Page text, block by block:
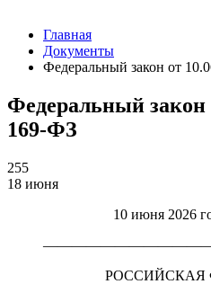
Главная
Документы
Федеральный закон от
Федеральный закон
169-ФЗ
255
18 июня
10 июня 2026
РОССИЙСКАЯ